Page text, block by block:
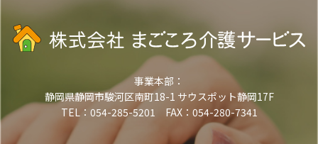
事業本部：
静岡県静岡市駿河区南町18-1 サウスポット静岡17F
TEL：054-285-5201 FAX：054-280-7341